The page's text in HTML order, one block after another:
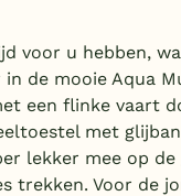
voor u hebben,
de mooie Aqua
een flinke vaart
met
lekker mee op
trekken. Voor de